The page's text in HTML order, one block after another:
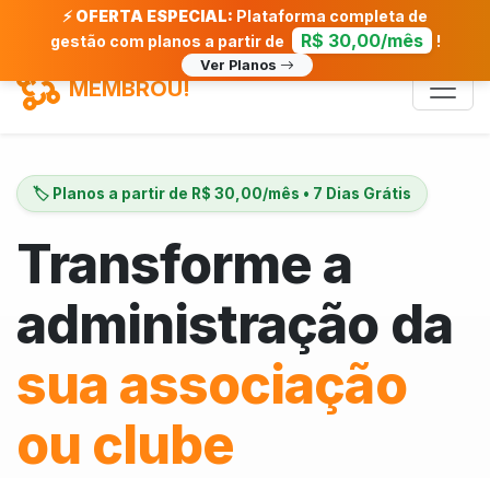
⚡ OFERTA ESPECIAL: Plataforma completa de
gestão com planos a partir de
R$ 30,00/mês !
Ver Planos
MEMBROU!
🏷️ Planos a partir de R$ 30,00/mês • 7 Dias Grátis
Transforme a
administração da
sua associação
ou clube